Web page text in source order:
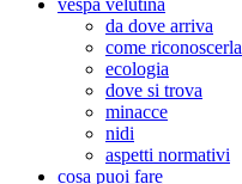
vespa velutina
da dove arriva
come riconoscerla
ecologia
dove si trova
minacce
nidi
aspetti normativi
cosa puoi fare